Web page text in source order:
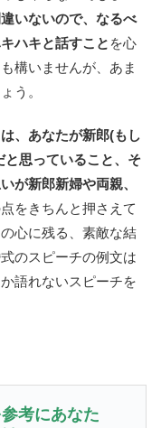
いないので、なるべ
ハキと話すこと を心
構いませんが、あま
う。
、あなたが新郎(もし
と思っていること、そ
が新郎新婦や両親、
をきちんと押さえて
心に残る、素敵な結
のスピーチの例文は
語れないスピーチを
考にあなた